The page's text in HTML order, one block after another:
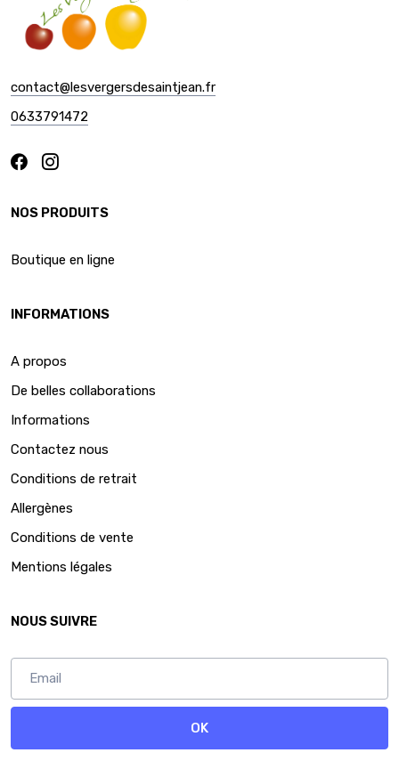
contact@lesvergersdesaintjean.fr
0633791472
NOS PRODUITS
Boutique en ligne
INFORMATIONS
A propos
De belles collaborations
Informations
Contactez nous
Conditions de retrait
Allergènes
Conditions de vente
Mentions légales
NOUS SUIVRE
OK